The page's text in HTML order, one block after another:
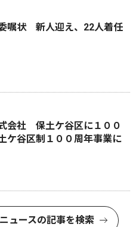
嘱状 新人迎え、22人着任
会社 保土ケ谷区に１００
谷区制１００周年事業に
ュースの記事を検索